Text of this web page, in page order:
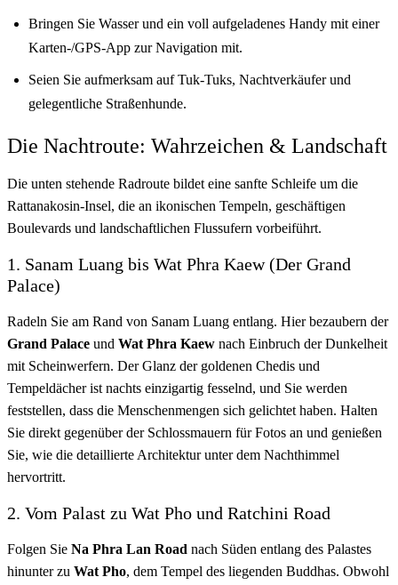
Bringen Sie Wasser und ein voll aufgeladenes Handy mit einer
Karten-/GPS-App zur Navigation mit.
Seien Sie aufmerksam auf Tuk-Tuks, Nachtverkäufer und
gelegentliche Straßenhunde.
Die Nachtroute: Wahrzeichen & Landschaft
Die unten stehende Radroute bildet eine sanfte Schleife um die
Rattanakosin-Insel, die an ikonischen Tempeln, geschäftigen
Boulevards und landschaftlichen Flussufern vorbeiführt.
1. Sanam Luang bis Wat Phra Kaew (Der Grand
Palace)
Radeln Sie am Rand von Sanam Luang entlang. Hier bezaubern der
Grand Palace und Wat Phra Kaew nach Einbruch der Dunkelheit
mit Scheinwerfern. Der Glanz der goldenen Chedis und
Tempeldächer ist nachts einzigartig fesselnd, und Sie werden
feststellen, dass die Menschenmengen sich gelichtet haben. Halten
Sie direkt gegenüber der Schlossmauern für Fotos an und genießen
Sie, wie die detaillierte Architektur unter dem Nachthimmel
hervortritt.
2. Vom Palast zu Wat Pho und Ratchini Road
Folgen Sie Na Phra Lan Road nach Süden entlang des Palastes
hinunter zu Wat Pho, dem Tempel des liegenden Buddhas. Obwohl